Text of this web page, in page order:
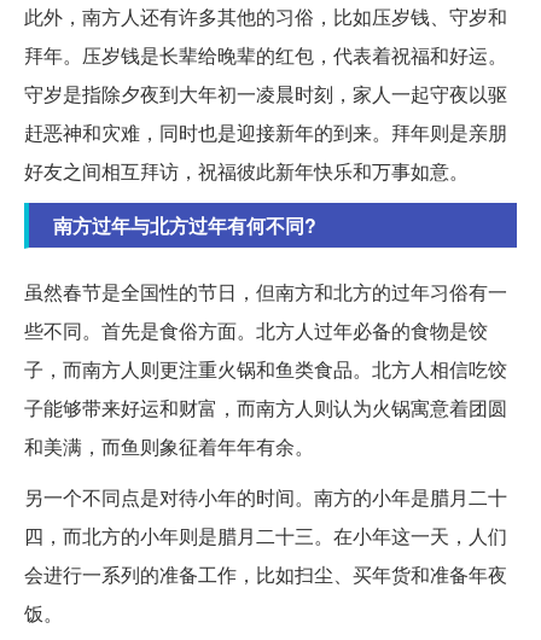
此外，南方人还有许多其他的习俗，比如压岁钱、守岁和
拜年。压岁钱是长辈给晚辈的红包，代表着祝福和好运。
守岁是指除夕夜到大年初一凌晨时刻，家人一起守夜以驱
赶恶神和灾难，同时也是迎接新年的到来。拜年则是亲朋
好友之间相互拜访，祝福彼此新年快乐和万事如意。
南方过年与北方过年有何不同?
虽然春节是全国性的节日，但南方和北方的过年习俗有一
些不同。首先是食俗方面。北方人过年必备的食物是饺
子，而南方人则更注重火锅和鱼类食品。北方人相信吃饺
子能够带来好运和财富，而南方人则认为火锅寓意着团圆
和美满，而鱼则象征着年年有余。
另一个不同点是对待小年的时间。南方的小年是腊月二十
四，而北方的小年则是腊月二十三。在小年这一天，人们
会进行一系列的准备工作，比如扫尘、买年货和准备年夜
饭。